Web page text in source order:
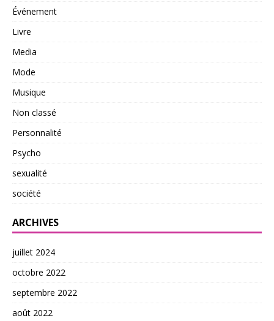
Événement
Livre
Media
Mode
Musique
Non classé
Personnalité
Psycho
sexualité
société
ARCHIVES
juillet 2024
octobre 2022
septembre 2022
août 2022